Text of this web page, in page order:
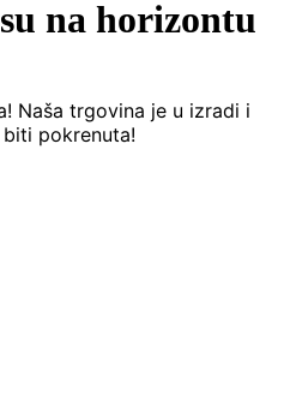
na horizontu
Naša trgovina je u izradi i
pokrenuta!